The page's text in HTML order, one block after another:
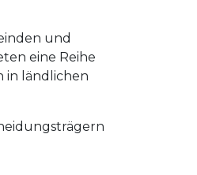
und
eine Reihe
in ländlichen